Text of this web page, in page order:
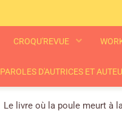
CROQU'REVUE
PAROLES D'AUTRICES ET
Le livre où la poule meurt à